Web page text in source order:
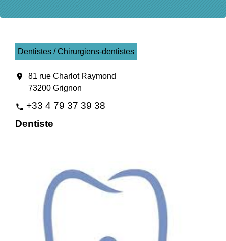
Dentistes / Chirurgiens-dentistes
location_on
81 rue Charlot Raymond
73200 Grignon
phone +33 4 79 37 39 38
Dentiste